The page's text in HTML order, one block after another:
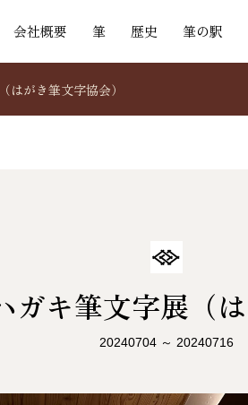
会社概要 筆 歴史 筆の駅
はがき筆文字協会）
ガキ筆文字展（は
20240704 ～ 20240716